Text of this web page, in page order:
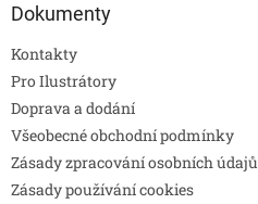
Dokumenty
Kontakty
Pro Ilustrátory
Doprava a dodání
Všeobecné obchodní podmínky
Zásady zpracování osobních údajů
Zásady používání cookies